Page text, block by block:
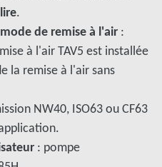
.
de remise à l'air :
à l'air TAV5 est installée
la remise à l'air sans
NW40, ISO63 ou CF63
: pompe